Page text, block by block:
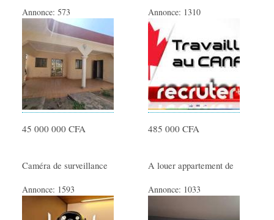
Annonce: 573
45 000 000 CFA
Annonce: 1310
485 000 CFA
Caméra de surveillance
Annonce: 1593
A louer appartement de
Annonce: 1033